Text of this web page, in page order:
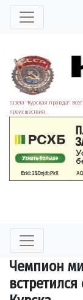
Газета "Курская правда".
происшествия.
Чемпион